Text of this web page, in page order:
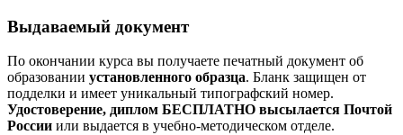
Выдаваемый документ
По окончании курса вы получаете печатный документ об
образовании установленного образца. Бланк защищен от
подделки и имеет уникальный типографский номер.
Удостоверение, диплом БЕСПЛАТНО высылается Почтой
России или выдается в учебно-методическом отделе.